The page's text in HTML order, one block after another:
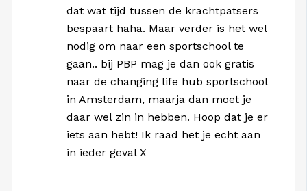
dat wat tijd tussen de krachtpatsers
bespaart haha. Maar verder is het wel
nodig om naar een sportschool te
gaan.. bij PBP mag je dan ook gratis
naar de changing life hub sportschool
in Amsterdam, maarja dan moet je
daar wel zin in hebben. Hoop dat je er
iets aan hebt! Ik raad het je echt aan
in ieder geval X